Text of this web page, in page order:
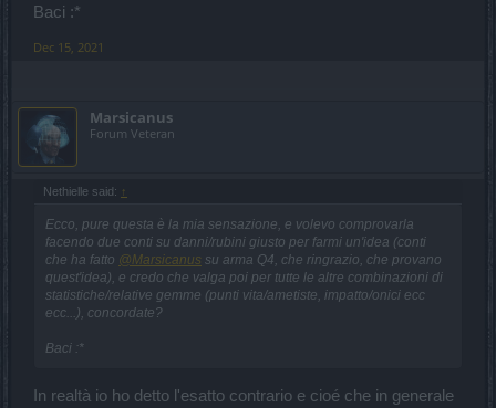
Baci :*
Dec 15, 2021
Marsicanus
Forum Veteran
Nethielle said: ↑
Ecco, pure questa è la mia sensazione, e volevo comprovarla
facendo due conti su danni/rubini giusto per farmi un'idea (conti
che ha fatto @Marsicanus su arma Q4, che ringrazio, che provano
quest'idea), e credo che valga poi per tutte le altre combinazioni di
statistiche/relative gemme (punti vita/ametiste, impatto/onici ecc
ecc...), concordate?
Baci :*
In realtà io ho detto l'esatto contrario e cioé che in generale